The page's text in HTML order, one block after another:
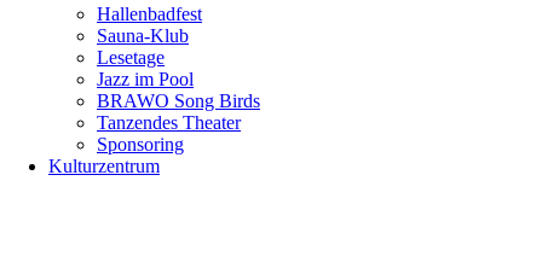
Hallenbadfest
Sauna-Klub
Lesetage
Jazz im Pool
BRAWO Song Birds
Tanzendes Theater
Sponsoring
Kulturzentrum